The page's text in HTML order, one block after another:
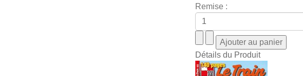
Remise :
Détails du Produit